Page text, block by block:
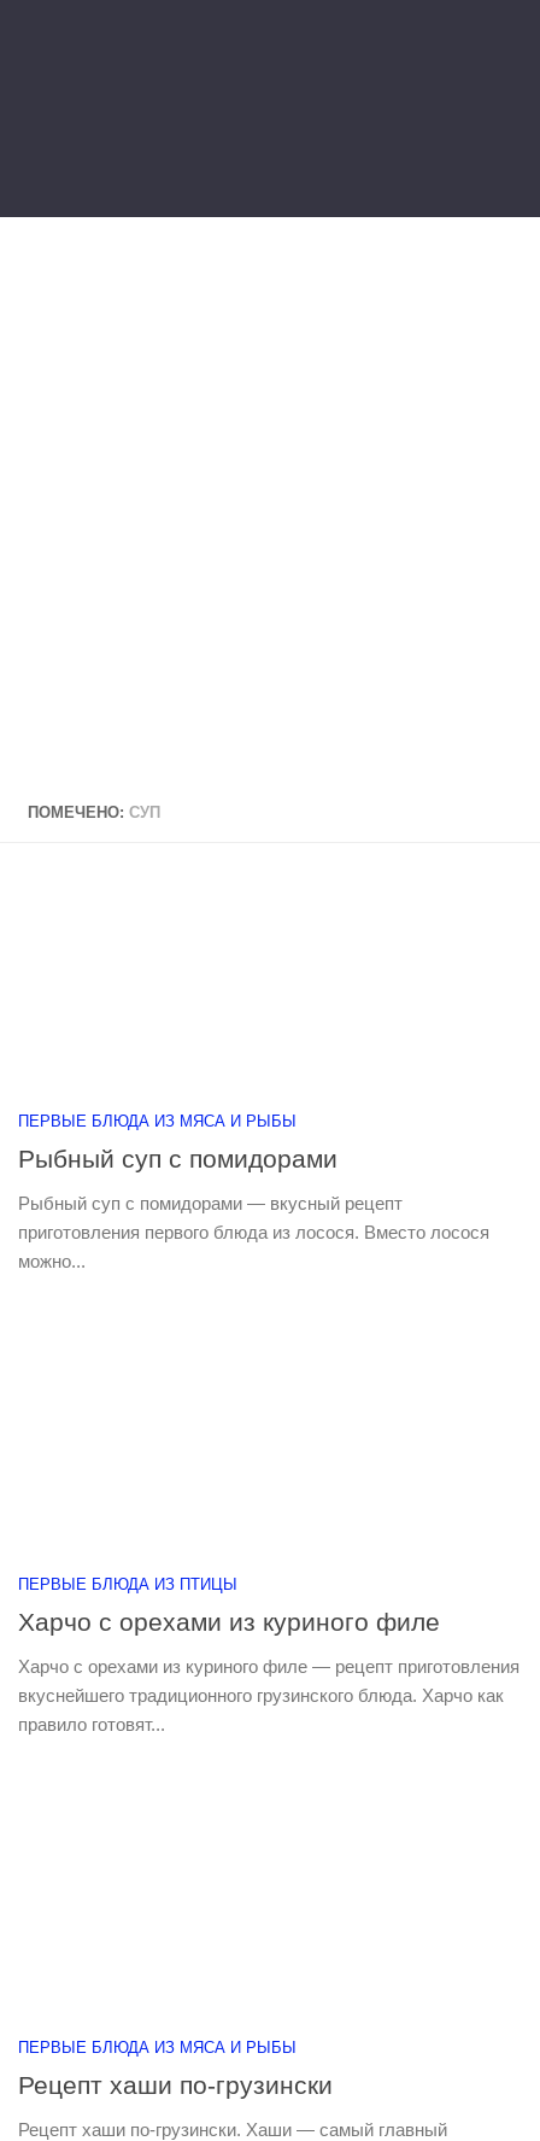
ПОМЕЧЕНО: СУП
ПЕРВЫЕ БЛЮДА ИЗ МЯСА И РЫБЫ
Рыбный суп с помидорами
Рыбный суп с помидорами — вкусный рецепт
приготовления первого блюда из лосося. Вместо лосося
можно...
ПЕРВЫЕ БЛЮДА ИЗ ПТИЦЫ
Харчо с орехами из куриного филе
Харчо с орехами из куриного филе — рецепт приготовления
вкуснейшего традиционного грузинского блюда. Харчо как
правило готовят...
ПЕРВЫЕ БЛЮДА ИЗ МЯСА И РЫБЫ
Рецепт хаши по-грузински
Рецепт хаши по-грузински. Хаши — самый главный